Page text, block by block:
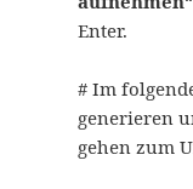
Enter.
# Im
generieren
gehen zum